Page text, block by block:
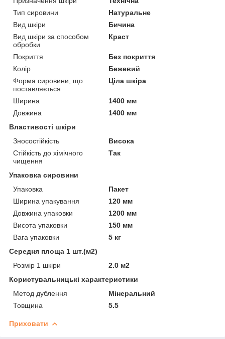
Тип сировини
Натуральне
Вид шкіри
Бичина
Вид шкіри за способом
обробки
Краст
Покриття
Без покриття
Колір
Бежевий
Форма сировини, що
поставляється
Ціла шкіра
Ширина
1400 мм
Довжина
1400 мм
Властивості шкіри
Зносостійкість
Висока
Стійкість до хімічного
чищення
Так
Упаковка сировини
Упаковка
Пакет
Ширина упакування
120 мм
Довжина упаковки
1200 мм
Висота упаковки
150 мм
Вага упаковки
5 кг
Середня площа 1 шт.(м2)
Розмір 1 шкіри
2.0 м2
Користувальницькі характеристики
Метод дублення
Мінеральний
Товщина
5.5
Приховати